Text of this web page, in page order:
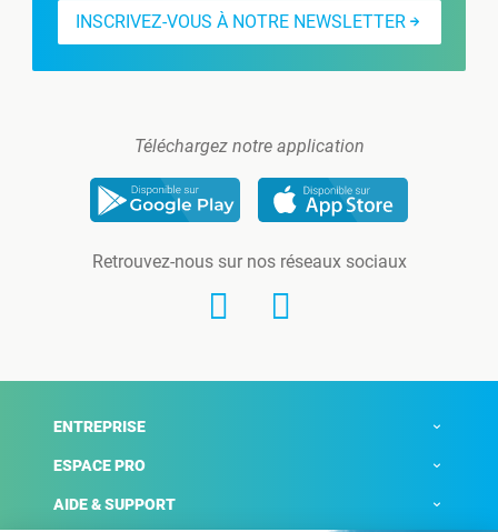
INSCRIVEZ-VOUS À NOTRE NEWSLETTER
Téléchargez notre application
Retrouvez-nous sur nos réseaux sociaux
ENTREPRISE
ESPACE PRO
AIDE & SUPPORT